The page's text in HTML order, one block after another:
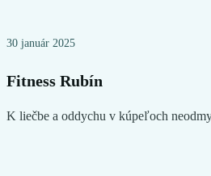
30 január 2025
Fitness Rubín
K liečbe a oddychu v kúpeľoch